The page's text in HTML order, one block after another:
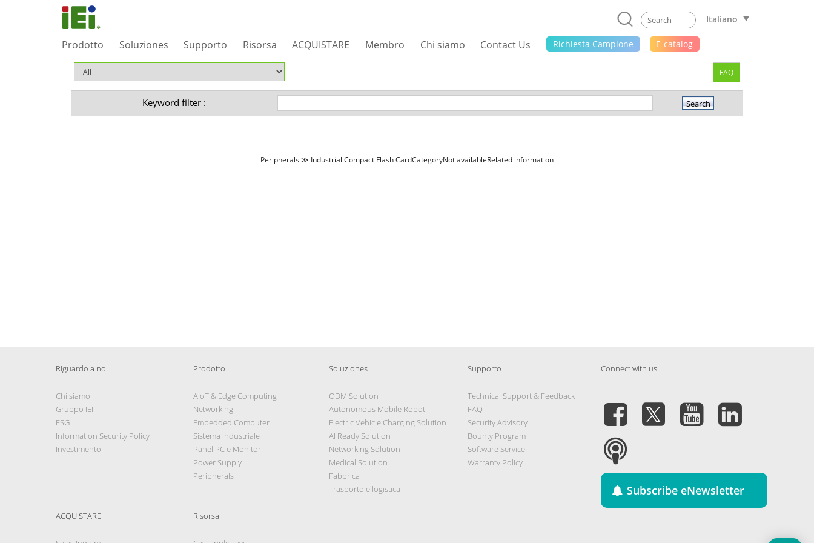
Italiano
Prodotto Soluziones Supporto Risorsa ACQUISTARE Membro Chi siamo Contact Us Richiesta Campione E-catalog
FAQ
Keyword filter :
Peripherals ≫ Industrial Compact Flash CardCategoryNot availableRelated information
Riguardo a noi
Chi siamo
Gruppo IEI
ESG
Information Security Policy
Investimento
Prodotto
AIoT & Edge Computing
Networking
Embedded Computer
Sistema Industriale
Panel PC e Monitor
Power Supply
Peripherals
Soluziones
ODM Solution
Autonomous Mobile Robot
Electric Vehicle Charging Solution
AI Ready Solution
Networking Solution
Medical Solution
Fabbrica
Trasporto e logistica
Supporto
Technical Support & Feedback
FAQ
Security Advisory
Bounty Program
Software Service
Warranty Policy
ACQUISTARE Risorsa
Connect with us
Subscribe eNewsletter